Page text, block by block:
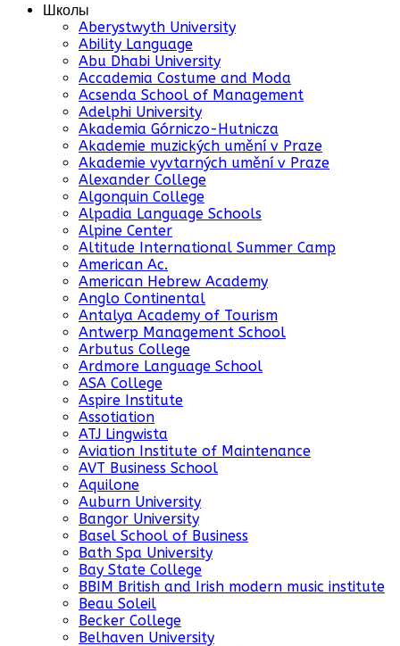
Школы
Aberystwyth University
Ability Language
Abu Dhabi University
Accademia Costume and Moda
Acsenda School of Management
Adelphi University
Akademia Górniczo-Hutnicza
Akademie muzických umění v Praze
Akademie vyvtarných umění v Praze
Alexander College
Algonquin College
Alpadia Language Schools
Alpine Center
Altitude International Summer Camp
American Ac.
American Hebrew Academy
Anglo Continental
Antalya Academy of Tourism
Antwerp Management School
Arbutus College
Ardmore Language School
ASA College
Aspire Institute
Assotiation
ATJ Lingwista
Aviation Institute of Maintenance
AVT Business School
Aquilone
Auburn University
Bangor University
Basel School of Business
Bath Spa University
Bay State College
BBIM British and Irish modern music institute
Beau Soleil
Becker College
Belhaven University